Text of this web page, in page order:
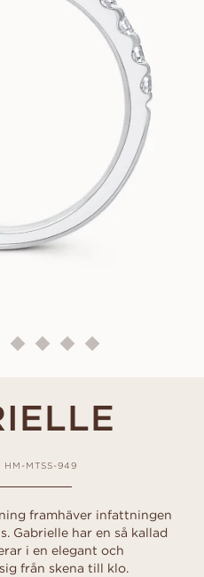
HM-MTSS-949
framhäver infattningen
Gabrielle har en så kallad
i en elegant och
från skena till klo.